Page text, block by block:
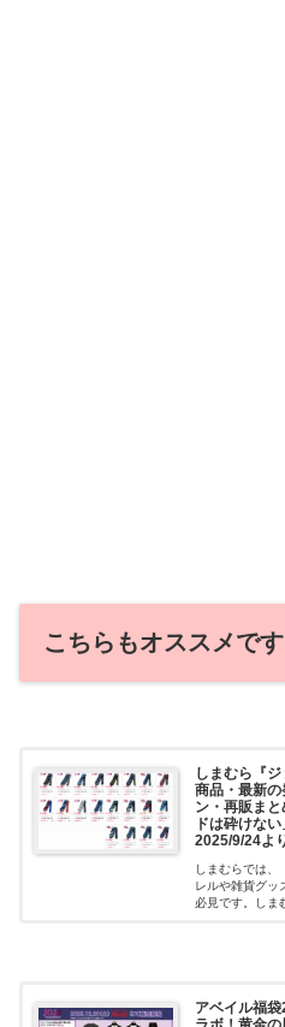
こちらもオススメで
しまむら『
商品・最新
ン・再販ま
ドは砕けな
2025/9/24よ
しまむらでは
レルや雑貨グッ
必見です。しま
アベイル福